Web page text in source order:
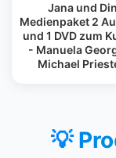
Jana und
Medienpaket 2
und 1 DVD zum
- Manuela
Michael
💡